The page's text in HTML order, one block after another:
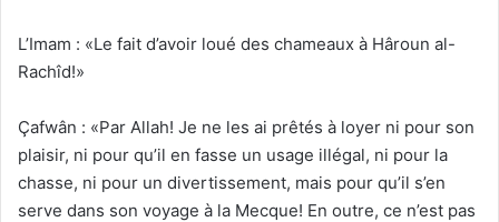
L’Imam : «Le fait d’avoir loué des chameaux à Hâroun al-
Rachîd!»
Çafwân : «Par Allah! Je ne les ai prêtés à loyer ni pour son
plaisir, ni pour qu’il en fasse un usage illégal, ni pour la
chasse, ni pour un divertissement, mais pour qu’il s’en
serve dans son voyage à la Mecque! En outre, ce n’est pas